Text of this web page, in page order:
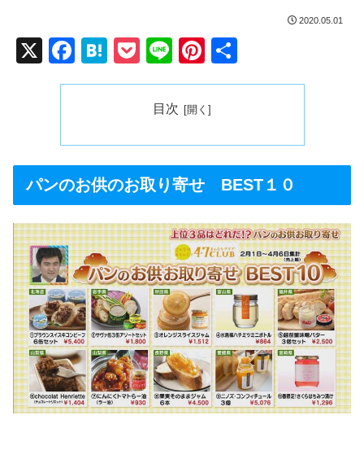
2020.05.01
X
F
a
b
o
o
k
H
at
a
P
o
ck
Li
n
e
Pi
nt
er
st
有
目次
パンのお供のお取り寄せ BEST１０